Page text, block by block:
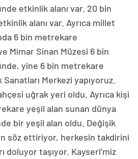
etkinlik alanı var. 20 bin
alanı var. Ayrıca millet
6 bin metrekare
Mimar Sinan Müzesi 6 bin
yine 6 bin metrekare
Merkezi yapıyoruz.
uğrak yeri oldu. Ayrıca kişi
yeşil alan sunan dünya
bir yeşil alan oldu. Değişik
söz ettiriyor, herkesin takdirini
doluyor taşıyor. Kayseri’miz